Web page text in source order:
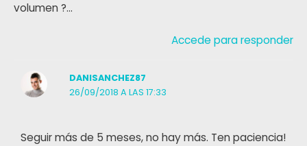
volumen ?…
Accede para responder
DANISANCHEZ87
26/09/2018 A LAS 17:33
Seguir más de 5 meses, no hay más. Ten paciencia!